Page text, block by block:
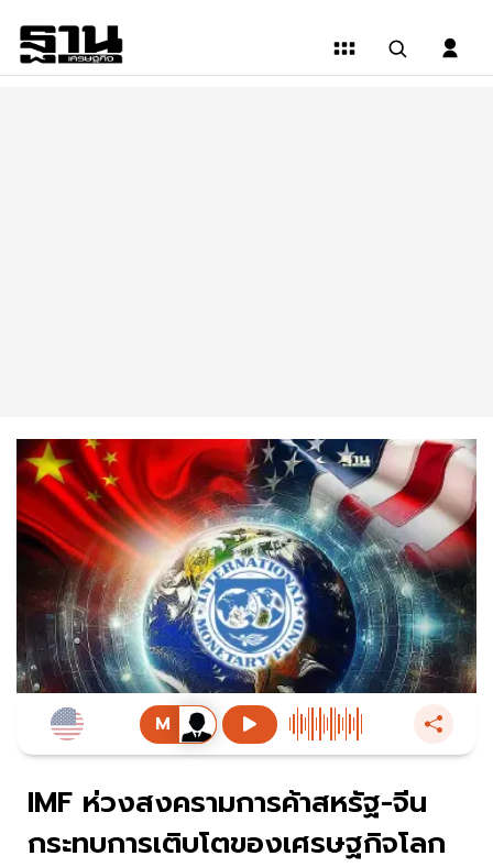
IMF ห่วงสงครามการค้าสหรัฐ-จีน
กระทบการเติบโตของเศรษฐกิจโลก